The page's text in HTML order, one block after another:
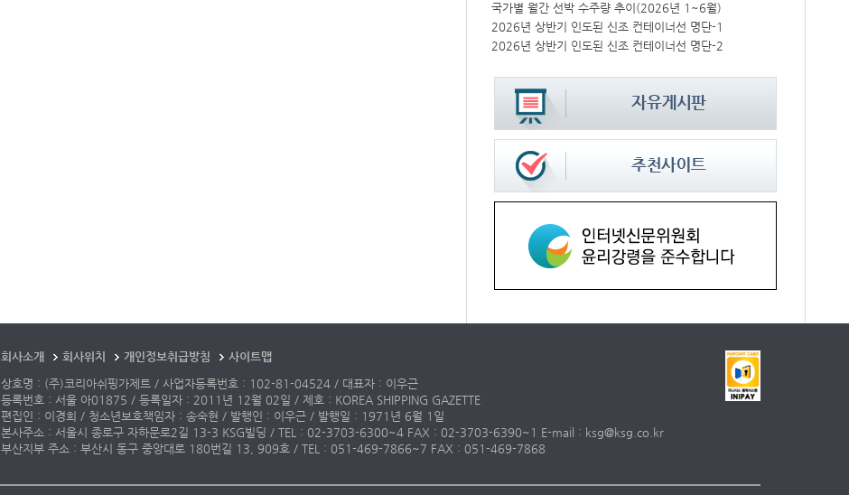
국가별 월간 선박 수주량 추이(2026년 1~6월)
2026년 상반기 인도된 신조 컨테이너선 명단-1
2026년 상반기 인도된 신조 컨테이너선 명단-2
회사소개 회사위치 개인정보취급방침
사이트맵
상호명 : (주)코리아쉬핑가제트 / 사업자등록번호 : 102-81-04524 / 대표자 : 이우근
등록번호 : 서울 아01875 / 등록일자 : 2011년 12월 02일 / 제호 : KOREA SHIPPING GAZETTE
편집인 : 이경희 / 청소년보호책임자 : 송숙현 / 발행인 : 이우근 / 발행일 : 1971년 6월 1일
본사주소 : 서울시 종로구 자하문로2길 13-3 KSG빌딩 / TEL : 02-3703-6300~4 FAX : 02-3703-6390~1 E-mail : ksg@ksg.co.kr
부산지부 주소 : 부산시 동구 중앙대로 180번길 13, 909호 / TEL : 051-469-7866~7 FAX : 051-469-7868